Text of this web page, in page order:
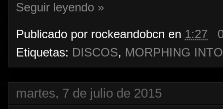
Seguir leyendo »
Publicado por rockeandobcn en 1:27
Etiquetas: DISCOS, MORPHING
martes, 7 de julio de 2015